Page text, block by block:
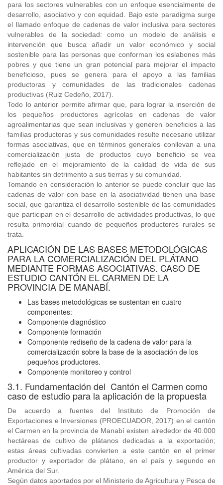
para los sectores vulnerables con un enfoque esencialmente de
desarrollo, asociativo y con equidad. Bajo este paradigma surge
el llamado enfoque de cadenas de valor inclusiva para sectores
vulnerables de la sociedad: como un modelo de análisis e
intervención que busca añadir un valor económico y social
sostenible para las personas que conforman los eslabones más
pobres y que tiene un gran potencial para mejorar el impacto
beneficioso, pues se genera para el apoyo a las familias
productoras y comunidades de las tradicionales cadenas
productivas (Ruiz Cedeño, 2017).
Todo lo anterior permite afirmar que, para lograr la inserción de
los pequeños productores agrícolas en cadenas de valor
agroalimentarias que sean inclusivas y generen beneficios a las
familias productoras y sus comunidades resulte necesario utilizar
formas asociativas, que en términos generales conllevan a una
comercialización justa de productos cuyo beneficio se vea
reflejado en el mejoramiento de la calidad de vida de sus
habitantes sin detrimento a sus tierras y su comunidad.
Tomando en consideración lo anterior se puede concluir que las
cadenas de valor con base en la asociatividad tienen una base
social, que garantiza el desarrollo sostenible de las comunidades
que participan en el desarrollo de actividades productivas, lo que
resulta primordial cuando de pequeños productores rurales se
trata.
APLICACIÓN DE LAS BASES METODOLÓGICAS
PARA LA COMERCIALIZACIÓN DEL PLÁTANO
MEDIANTE FORMAS ASOCIATIVAS. CASO DE
ESTUDIO CANTÓN EL CARMEN DE LA
PROVINCIA DE MANABÍ.
Las bases metodológicas se sustentan en cuatro
componentes:
Componente diagnóstico
Componente formación
Componente rediseño de la cadena de valor para la
comercialización sobre la base de la asociación de los
pequeños productores.
Componente monitoreo y control
3.1. Fundamentación del Cantón el Carmen como
caso de estudio para la aplicación de la propuesta
De acuerdo a fuentes del Instituto de Promoción de
Exportaciones e Inversiones (PROECUADOR, 2017) en el cantón
el Carmen en la provincia de Manabí existen alrededor de 40.000
hectáreas de cultivo de plátanos dedicadas a la exportación;
estas áreas cultivadas convierten a este cantón en el primer
productor y exportador de plátano, en el país y segundo en
América del Sur.
Según datos aportados por el Ministerio de Agricultura y Pesca de